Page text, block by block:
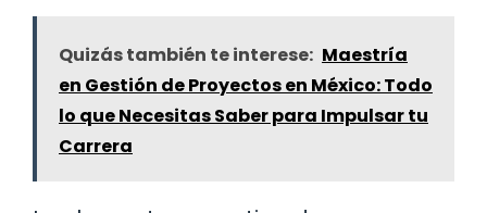
Quizás también te interese: Maestría
en Gestión de Proyectos en México: Todo
lo que Necesitas Saber para Impulsar tu
Carrera